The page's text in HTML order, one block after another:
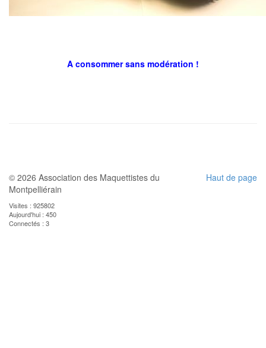
A consommer sans modération !
Haut de page
© 2026 Association des Maquettistes du
Montpelliérain
Visites : 925802
Aujourd'hui : 450
Connectés : 3